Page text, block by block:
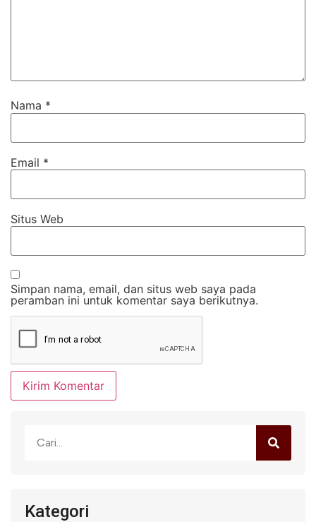
Nama *
Email *
Situs Web
Simpan nama, email, dan situs web saya pada
peramban ini untuk komentar saya berikutnya.
Kategori